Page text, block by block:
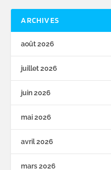
ARCHIVES
août 2026
juillet 2026
juin 2026
mai 2026
avril 2026
mars 2026